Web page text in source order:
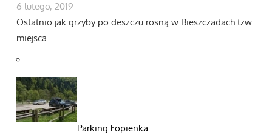
6 lutego, 2019
Ostatnio jak grzyby po deszczu rosną w Bieszczadach tzw
miejsca …
Parking Łopienka